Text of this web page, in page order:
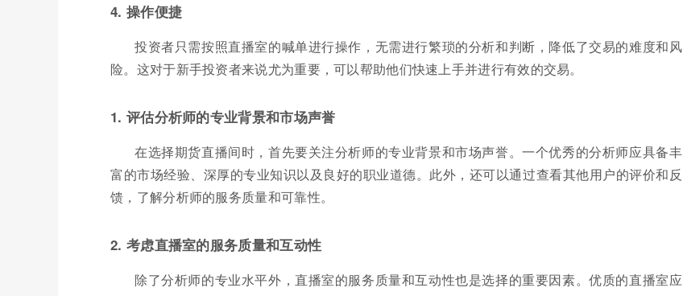
4. 操作便捷
投资者只需按照直播室的喊单进行操作，无需进行繁琐的分析和判断，降低了交易的难度和风
险。这对于新手投资者来说尤为重要，可以帮助他们快速上手并进行有效的交易。
1. 评估分析师的专业背景和市场声誉
在选择期货直播间时，首先要关注分析师的专业背景和市场声誉。一个优秀的分析师应具备丰
富的市场经验、深厚的专业知识以及良好的职业道德。此外，还可以通过查看其他用户的评价和反
馈，了解分析师的服务质量和可靠性。
2. 考虑直播室的服务质量和互动性
除了分析师的专业水平外，直播室的服务质量和互动性也是选择的重要因素。优质的直播室应